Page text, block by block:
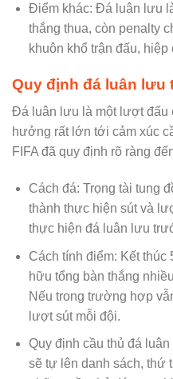
Điểm khác: Đá luân lưu
thắng thua, còn penalty
khuôn khổ trận đấu,
Quy định đá luân lưu
Đá luân lưu là một lượt đấu
hưởng rất lớn tới cảm xúc
FIFA đã quy định rõ ràng
Cách đá: Trọng tài tung
thành thực hiện sút và
thực hiện đá luân lưu
Cách tính điểm: Kết
hữu tổng bàn thắng
Nếu trong trường hợp
lượt sút mỗi đội.
Quy định cầu thủ đá
sẽ tự lên danh sách, thứ